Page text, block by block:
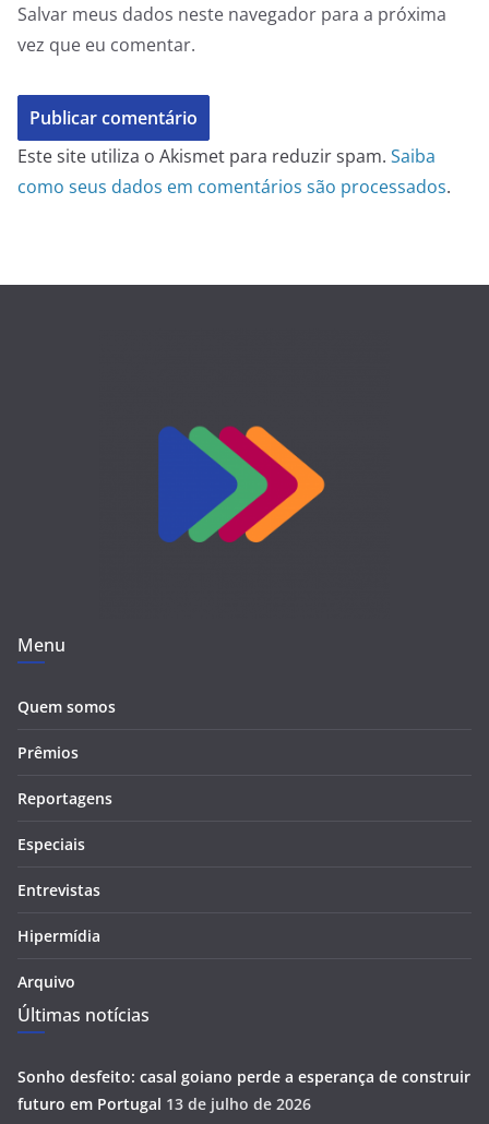
Salvar meus dados neste navegador para a próxima
vez que eu comentar.
Este site utiliza o Akismet para reduzir spam. Saiba
como seus dados em comentários são processados.
Menu
Quem somos
Prêmios
Reportagens
Especiais
Entrevistas
Hipermídia
Arquivo
Últimas notícias
Sonho desfeito: casal goiano perde a esperança de construir
futuro em Portugal 13 de julho de 2026